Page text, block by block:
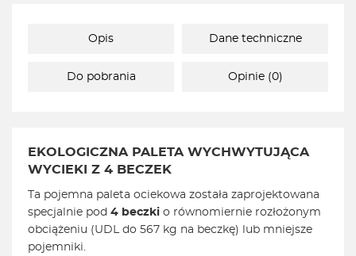
Opis Dane techniczne
Do pobrania Opinie (0)
EKOLOGICZNA PALETA WYCHWYTUJĄCA
WYCIEKI Z 4 BECZEK
Ta pojemna paleta ociekowa została zaprojektowana
specjalnie pod 4 beczki o równomiernie rozłożonym
obciążeniu (UDL do 567 kg na beczkę) lub mniejsze
pojemniki.